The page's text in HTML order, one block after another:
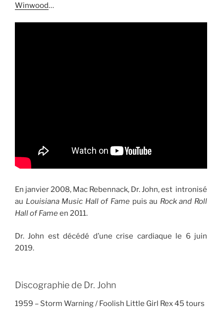
Winwood…
En janvier 2008, Mac Rebennack, Dr. John, est intronisé
au Louisiana Music Hall of Fame puis au Rock and Roll
Hall of Fameen 2011.
Dr. John est décédé d’une crise cardiaque le 6 juin
2019.
Discographie de Dr. John
1959 – Storm Warning / Foolish Little Girl Rex 45 tours